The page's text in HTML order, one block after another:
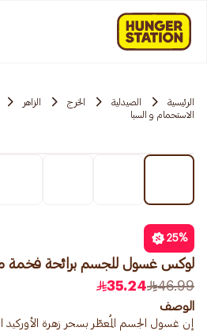
الرئيسية الصيدلية الخرج الزاهر
الاستحمام و السبا
25%
لوكس غسول للجسم برائحة فخمة
46.99
35.24
الوصف
إن غسول الجسم المُعطّر بسحر زهرة